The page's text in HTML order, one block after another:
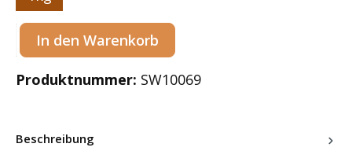
Produkt Anzahl: Gib den gewünschten Wert ein oder benutze die
In den Warenkorb
Produktnummer: SW10069
Beschreibung